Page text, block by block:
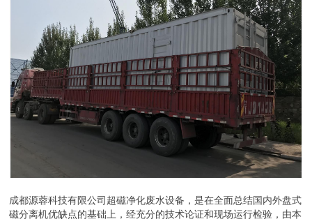
超磁现场安全注意事项：搞好“三宝”的利用和“四口”的防护。“三
宝”即安全帽、安全带、安全网；“四口”即楼梯口、井口、预留洞口，
通道口。洞口临边、结构上四周临时周边，包括基坑内临时降水坑等
必须设置安全防护措施。夜间施工因为光线不足、个别工人对现场不
熟悉、工人困乏，所以对“三宝”、“四口”的使用防护意义重大。